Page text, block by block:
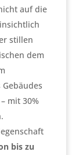
auf die
stillen
dem
mit 30%
bis zu